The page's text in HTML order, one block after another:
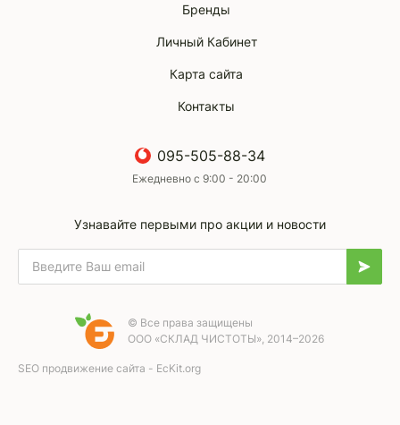
Бренды
Личный Кабинет
Карта сайта
Контакты
095-505-88-34
Ежедневно с 9:00 - 20:00
Узнавайте первыми про акции и новости
© Все права защищены
ООО «СКЛАД ЧИСТОТЫ», 2014–2026
SEO продвижение сайта - EcKit.org